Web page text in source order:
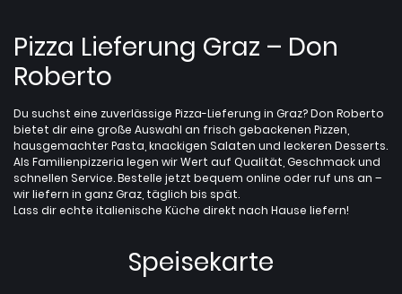
Pizza Lieferung Graz – Don
Roberto
Du suchst eine zuverlässige Pizza-Lieferung in Graz? Don Roberto
bietet dir eine große Auswahl an frisch gebackenen Pizzen,
hausgemachter Pasta, knackigen Salaten und leckeren Desserts.
Als Familienpizzeria legen wir Wert auf Qualität, Geschmack und
schnellen Service. Bestelle jetzt bequem online oder ruf uns an –
wir liefern in ganz Graz, täglich bis spät.
Lass dir echte italienische Küche direkt nach Hause liefern!
Speisekarte